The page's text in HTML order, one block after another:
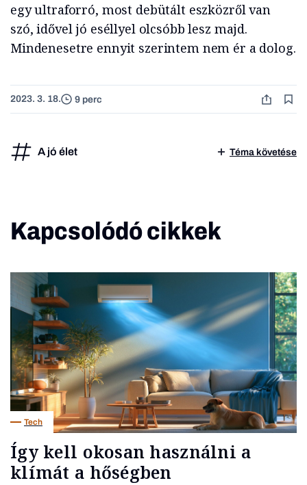
egy ultraforró, most debütált eszközről van
szó, idővel jó eséllyel olcsóbb lesz majd.
Mindenesetre ennyit szerintem nem ér a dolog.
2023. 3. 18. 9 perc
A jó élet Téma követése
Kapcsolódó cikkek
Tech
Így kell okosan használni a
klímát a hőségben